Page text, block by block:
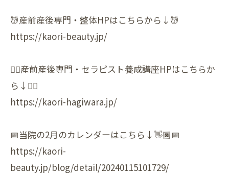
💆‍産前産後専門・整体HPはこちらから↓💆‍
https://kaori-beauty.jp/
💆‍♀️産前産後専門・セラピスト養成講座HPはこちらか
ら↓💆‍♀️
https://kaori-hagiwara.jp/
📅当院の2月のカレンダーはこちら↓👋🏿📅
https://kaori-
beauty.jp/blog/detail/20240115101729/